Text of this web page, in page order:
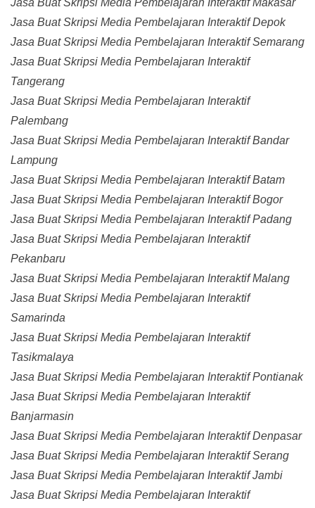
Jasa Buat Skripsi Media Pembelajaran Interaktif Makasar
Jasa Buat Skripsi Media Pembelajaran Interaktif Depok
Jasa Buat Skripsi Media Pembelajaran Interaktif Semarang
Jasa Buat Skripsi Media Pembelajaran Interaktif
Tangerang
Jasa Buat Skripsi Media Pembelajaran Interaktif
Palembang
Jasa Buat Skripsi Media Pembelajaran Interaktif Bandar
Lampung
Jasa Buat Skripsi Media Pembelajaran Interaktif Batam
Jasa Buat Skripsi Media Pembelajaran Interaktif Bogor
Jasa Buat Skripsi Media Pembelajaran Interaktif Padang
Jasa Buat Skripsi Media Pembelajaran Interaktif
Pekanbaru
Jasa Buat Skripsi Media Pembelajaran Interaktif Malang
Jasa Buat Skripsi Media Pembelajaran Interaktif
Samarinda
Jasa Buat Skripsi Media Pembelajaran Interaktif
Tasikmalaya
Jasa Buat Skripsi Media Pembelajaran Interaktif Pontianak
Jasa Buat Skripsi Media Pembelajaran Interaktif
Banjarmasin
Jasa Buat Skripsi Media Pembelajaran Interaktif Denpasar
Jasa Buat Skripsi Media Pembelajaran Interaktif Serang
Jasa Buat Skripsi Media Pembelajaran Interaktif Jambi
Jasa Buat Skripsi Media Pembelajaran Interaktif